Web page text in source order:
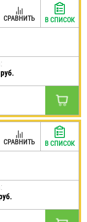
СРАВНИТЬ В СПИСОК
СРАВНИТЬ В СПИСОК